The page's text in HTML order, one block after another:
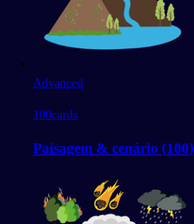
Advanced
100cards
Paisagem & cenário (100)